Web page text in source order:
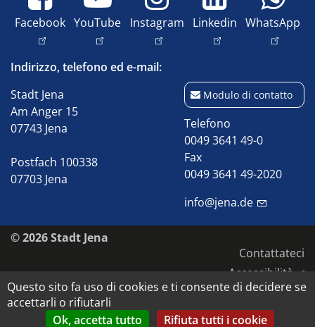
Facebook YouTube Instagram Linkedin WhatsApp
Indirizzo, telefono ed e-mail:
Stadt Jena
Am Anger 15
07743 Jena
Postfach 100338
07703 Jena
Modulo di contatto
Telefono
0049 3641 49-0
Fax
0049 3641 49-2020
info@jena.de
© 2026 Stadt Jena
Contattateci
Accessibilità
Protezione dei dati
Impronta
Questo sito fa uso di cookies e ti consente di decidere se
accettarli o rifiutarli
Ok, accetta tutto
Rifiuta tutti i cookie